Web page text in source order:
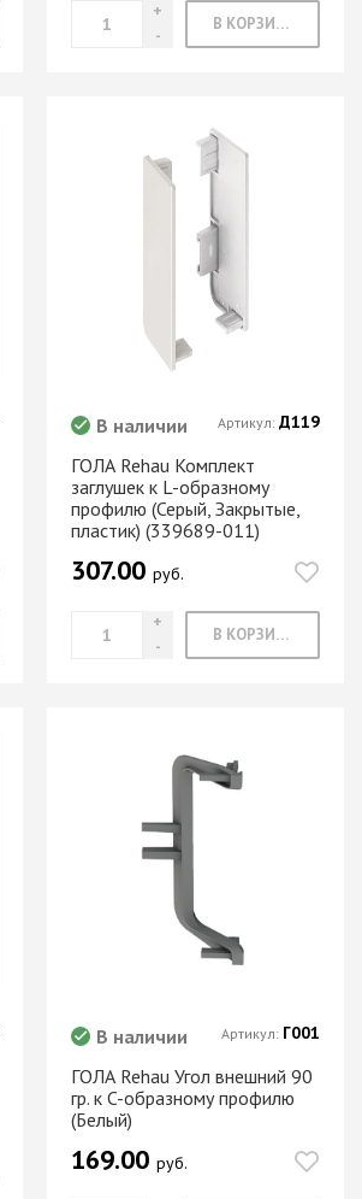
В КОРЗИНУ
ГОЛА Rehau Комплект
заглушек к L-образному
профилю (Серый, Закрытые,
пластик) (339689-011)
В наличии
307.00руб.
В КОРЗИНУ
Артикул: Д119
ГОЛА Rehau Угол внешний 90
гр. к C-образному профилю
(Белый)
В наличии
169.00руб.
Артикул: Г001